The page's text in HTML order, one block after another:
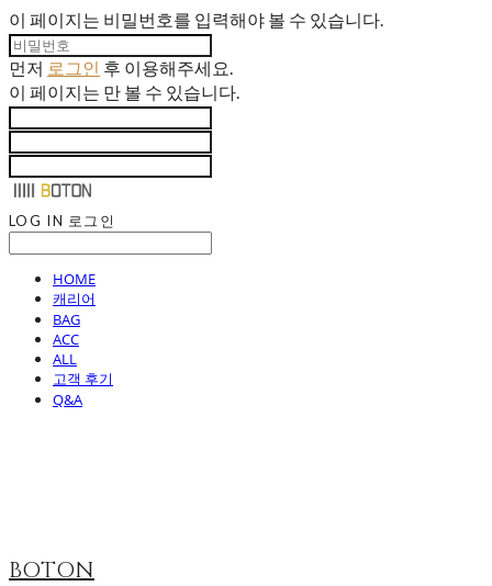
이 페이지는 비밀번호를 입력해야 볼 수 있습니다.
먼저 로그인 후 이용해주세요.
이 페이지는 만 볼 수 있습니다.
LOG IN 로그인
HOME
캐리어
BAG
ACC
ALL
고객 후기
Q&A
BOTON